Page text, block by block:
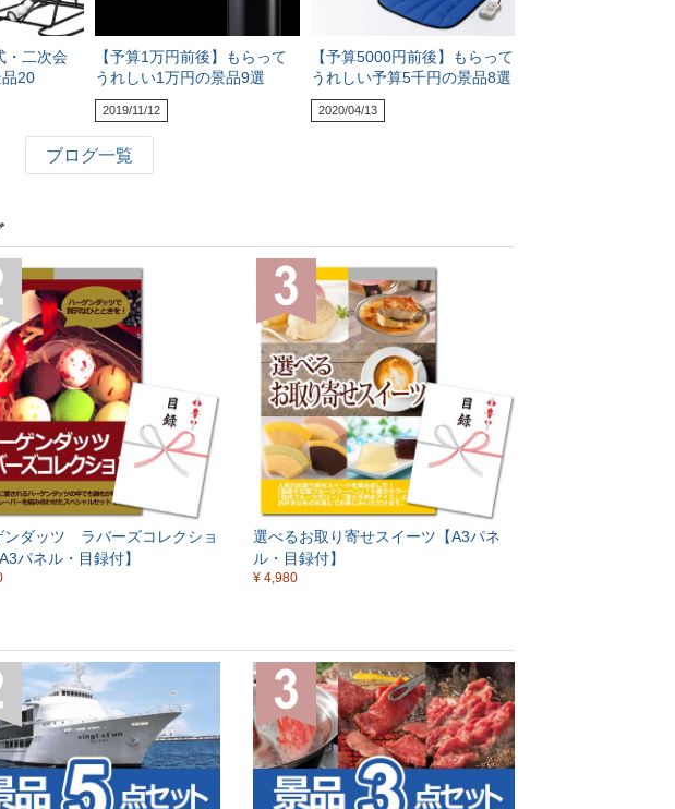
・二次会
20
【予算1万円前後】もらって
うれしい1万円の景品9選
2019/11/12
【予算5000円前後】もらって
うれしい予算5千円の景品8選
2020/04/13
ブログ一覧
ンダッツ ラバーズコレクショ
パネル・目録付】
選べるお取り寄せスイーツ【A3パネ
ル・目録付】
¥ 4,980